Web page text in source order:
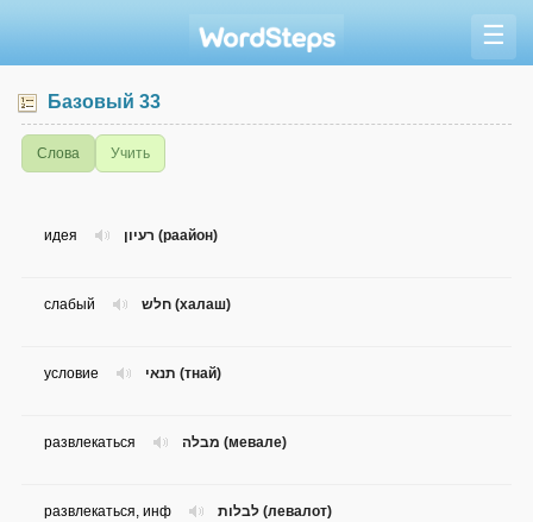
☰
Базовый 33
Слова Учить
רעיון (раайон) идея
חלש (халаш) слабый
תנאי (тнай) условие
מבלה (мевале) развлекаться
לבלות (левалот) развлекаться, инф